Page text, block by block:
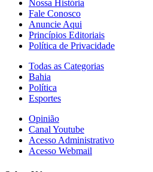
Nossa História
Fale Conosco
Anuncie Aqui
Princípios Editoriais
Política de Privacidade
Todas as Categorias
Bahia
Política
Esportes
Opinião
Canal Youtube
Acesso Administrativo
Acesso Webmail